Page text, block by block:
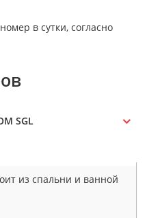
в сутки, согласно
SGL
из спальни и ванной